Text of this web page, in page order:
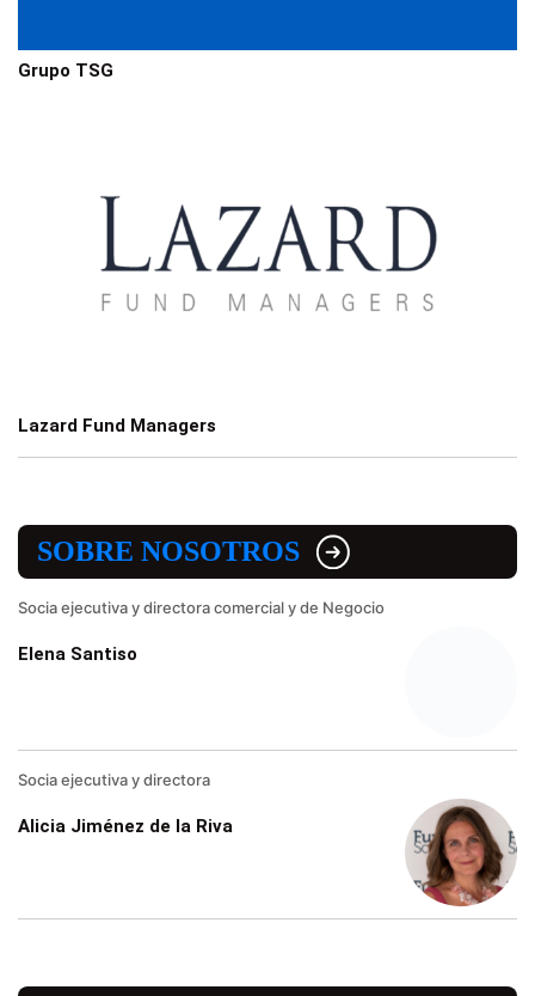
Grupo TSG
Lazard Fund Managers
SOBRE NOSOTROS
Socia ejecutiva y directora comercial y de Negocio
Elena Santiso
Socia ejecutiva y directora
Alicia Jiménez de la Riva